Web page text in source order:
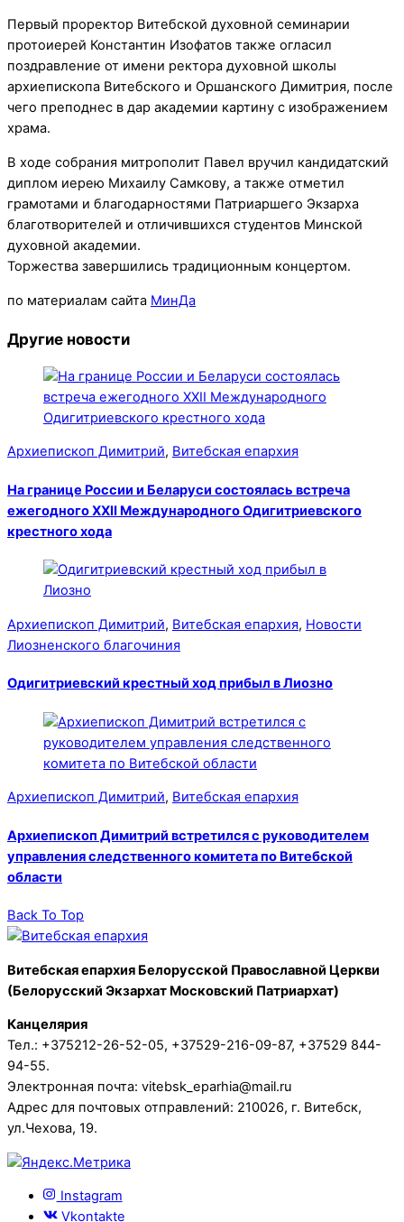
Первый проректор Витебской духовной семинарии
протоиерей Константин Изофатов также огласил
поздравление от имени ректора духовной школы
архиепископа Витебского и Оршанского Димитрия, после
чего преподнес в дар академии картину с изображением
храма.
В ходе собрания митрополит Павел вручил кандидатский
диплом иерею Михаилу Самкову, а также отметил
грамотами и благодарностями Патриаршего Экзарха
благотворителей и отличившихся студентов Минской
духовной академии.
Торжества завершились традиционным концертом.
по материалам сайта МинДа
Другие новости
Архиепископ Димитрий, Витебская епархия
На границе России и Беларуси состоялась встреча
ежегодного XXII Международного Одигитриевского
крестного хода
Архиепископ Димитрий, Витебская епархия, Новости
Лиозненского благочиния
Одигитриевский крестный ход прибыл в Лиозно
Архиепископ Димитрий, Витебская епархия
Архиепископ Димитрий встретился с руководителем
управления следственного комитета по Витебской
области
Back To Top
Витебская епархия Белорусской Православной Церкви
(Белорусский Экзархат Московский Патриархат)
Канцелярия
Тел.: +375212-26-52-05, +37529-216-09-87, +37529 844-
94-55.
Электронная почта: vitebsk_eparhia@mail.ru
Адрес для почтовых отправлений: 210026, г. Витебск,
ул.Чехова, 19.
Instagram
Vkontakte